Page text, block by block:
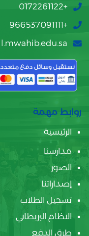
+0172261122
+966537091111
روابط مهمة
الرئيسية
مدارسنا
الصور
إصداراتنا
تسجيل الطلاب
النظام البريطاني
طرق الدفع